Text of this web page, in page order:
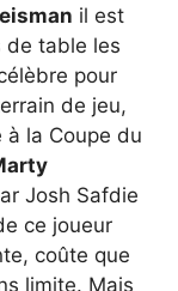
il est
de table les
pour
de jeu,
la Coupe du
Josh Safdie
ce joueur
coûte que
limite. Mais